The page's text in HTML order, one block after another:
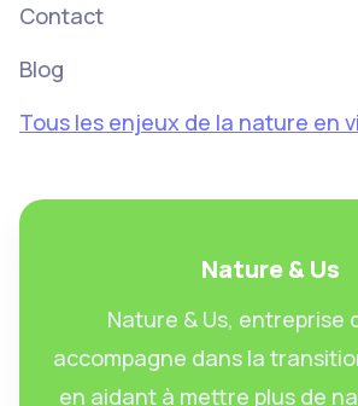
Contact
Blog
Tous les enjeux de la nature en
Nature & Us
Nature & Us, entreprise
accompagne dans la
en aidant à mettre plus de